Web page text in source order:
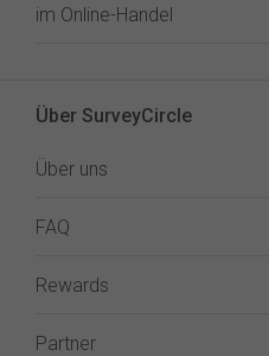
im Online-Handel
Über SurveyCircle
Über uns
FAQ
Rewards
Partner